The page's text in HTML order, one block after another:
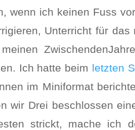
wenn ich keinen Fuss
Unterricht für
Ich hatte beim letzten
im Miniformat
wir Drei beschlossen
strickt, mache ich